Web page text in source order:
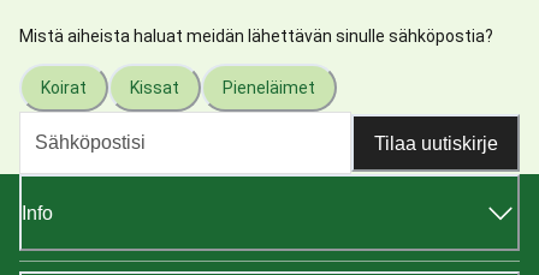
Mistä aiheista haluat meidän lähettävän sinulle sähköpostia?
Koirat Kissat Pieneläimet
Tilaa uutiskirje
Info